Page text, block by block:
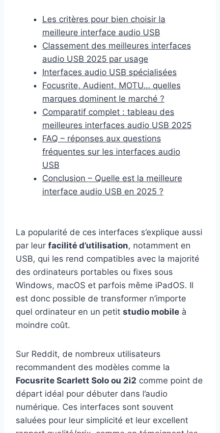
Les critères pour bien choisir la
meilleure interface audio USB
Classement des meilleures interfaces
audio USB 2025 par usage
Interfaces audio USB spécialisées
Focusrite, Audient, MOTU… quelles
marques dominent le marché ?
Comparatif complet : tableau des
meilleures interfaces audio USB 2025
FAQ – réponses aux questions
fréquentes sur les interfaces audio
USB
Conclusion – Quelle est la meilleure
interface audio USB en 2025 ?
La popularité de ces interfaces s’explique aussi
par leur facilité d’utilisation, notamment en
USB, qui les rend compatibles avec la majorité
des ordinateurs portables ou fixes sous
Windows, macOS et parfois même iPadOS. Il
est donc possible de transformer n’importe
quel ordinateur en un petit studio mobile à
moindre coût.
Sur Reddit, de nombreux utilisateurs
recommandent des modèles comme la
Focusrite Scarlett Solo ou 2i2 comme point de
départ idéal pour débuter dans l’audio
numérique. Ces interfaces sont souvent
saluées pour leur simplicité et leur excellent